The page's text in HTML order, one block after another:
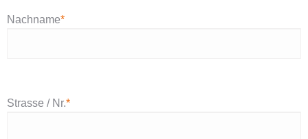
Nachname*
Strasse / Nr.*